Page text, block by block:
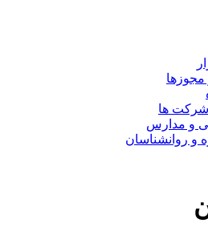
مجوزها
شرکت ها
و مدارس
و روانشناسان